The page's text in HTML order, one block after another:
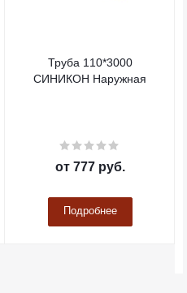
Труба 110*3000
СИНИКОН Наружная
от 777 руб.
Подробнее